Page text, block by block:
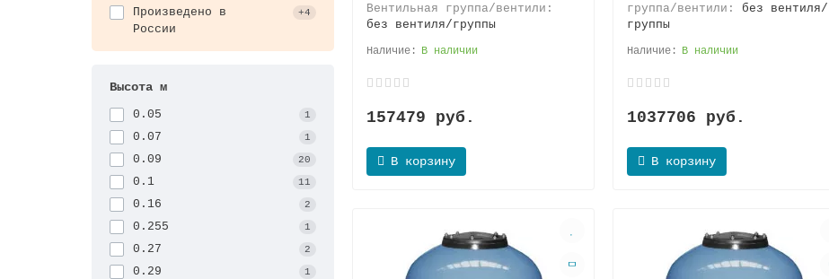
Произведено в
России
+4
Высота м
0.05 1
0.07 1
0.09 20
0.1 11
0.16 2
0.255 1
0.27 2
0.29 1
Вентильная группа/вентили:
без вентиля/группы
В наличии
157479 руб.
В корзину
группа/вентили: без вентиля/
группы
В наличии
1037706 руб.
В корзину